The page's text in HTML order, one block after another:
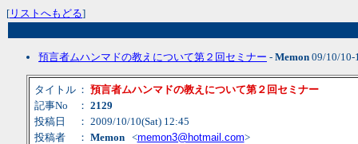
[ リストへもどる]
預言者ムハンマドの教えについて第２回セミナー - Memon 09/10/
タイトル ： 預言者ムハンマドの教えについて第２回セミナー
記事No
： 2129
投稿日
： 2009/10/10(Sat) 12:45
投稿者
： Memon<memon3@hotmail.com>